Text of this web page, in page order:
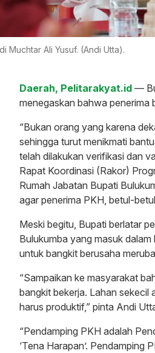
Muchtar Ali Yusuf. (Andi Utta).
Daerah, Pelitarakyat.id —
menegaskan bahwa penerima
“Bukan orang yang karena
sehingga turut menikmati
telah dilakukan verifikasi dan
Rapat Koordinasi (Rakor)
Rumah Jabatan Bupati
agar penerima PKH, betul-
Meski begitu, Bupati berlatar
Bulukumba yang masuk
untuk bangkit berusaha
“Sampaikan ke masyarakat
bangkit bekerja. Lahan sekecil
harus produktif,” pinta Andi
“Pendamping PKH adalah
‘Tena Harapan’. Pendamping